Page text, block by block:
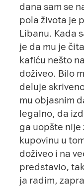
dana sam se
pola života je
Libanu. Kada
je da mu je
kafiću nešto
doživeo. Bilo
deluje
mu objasnim
legalno, da
ga uopšte nije
kupovinu u
doživeo i na
predstavio,
ja radim,